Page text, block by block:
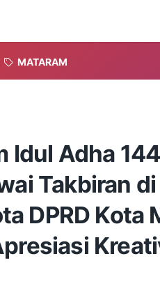
MATARAM
Idul Adha
Takbiran
DPRD Kota